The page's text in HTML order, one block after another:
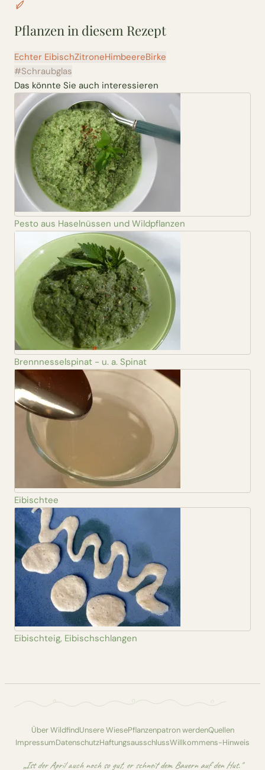
Pflanzen in diesem Rezept
Echter EibischZitroneHimbeereBirke
#Schraubglas
Das könnte Sie auch interessieren
Pesto aus Haselnüssen und Wildpflanzen
Brennnesselspinat - u. a. Spinat
Eibischtee
Eibischteig, Eibischschlangen
Über WildfindUnsere WiesePflanzenpatron werdenQuellen
ImpressumDatenschutzHaftungsausschlussWillkommens-Hinweis
„Ist der April auch noch so gut, er schneit dem Bauern auf den Hut."